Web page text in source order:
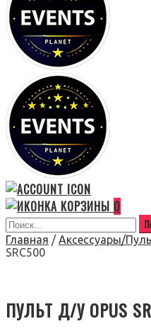
0
Главная / Аксессуары/
SRC500
ПУЛЬТ Д/У OPUS